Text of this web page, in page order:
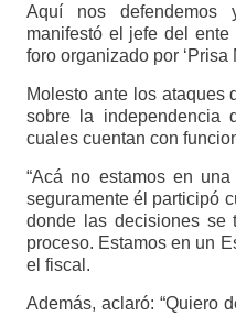
Aquí nos defendemos
manifestó el jefe del
foro organizado por ‘Prisa
Molesto ante los ataques
sobre la independencia
cuales cuentan con
“Acá no estamos en
seguramente él participó
donde las decisiones se
proceso. Estamos en un
el fiscal.
Además, aclaró: “Quiero